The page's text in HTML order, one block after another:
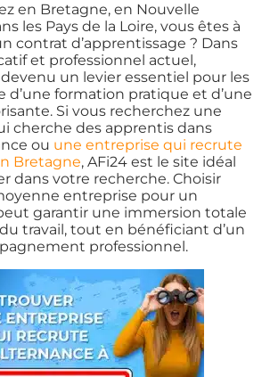
en Bretagne, en Nouvelle
les Pays de la Loire, vous êtes à
contrat d’apprentissage ? Dans
et professionnel actuel,
devenu un levier essentiel pour les
d’une formation pratique et d’une
Si vous recherchez une
cherche des apprentis dans
ou une entreprise qui recrute
Bretagne, AFi24 est le site idéal
dans votre recherche. Choisir
entreprise pour un
garantir une immersion totale
travail, tout en bénéficiant d’un
professionnel.